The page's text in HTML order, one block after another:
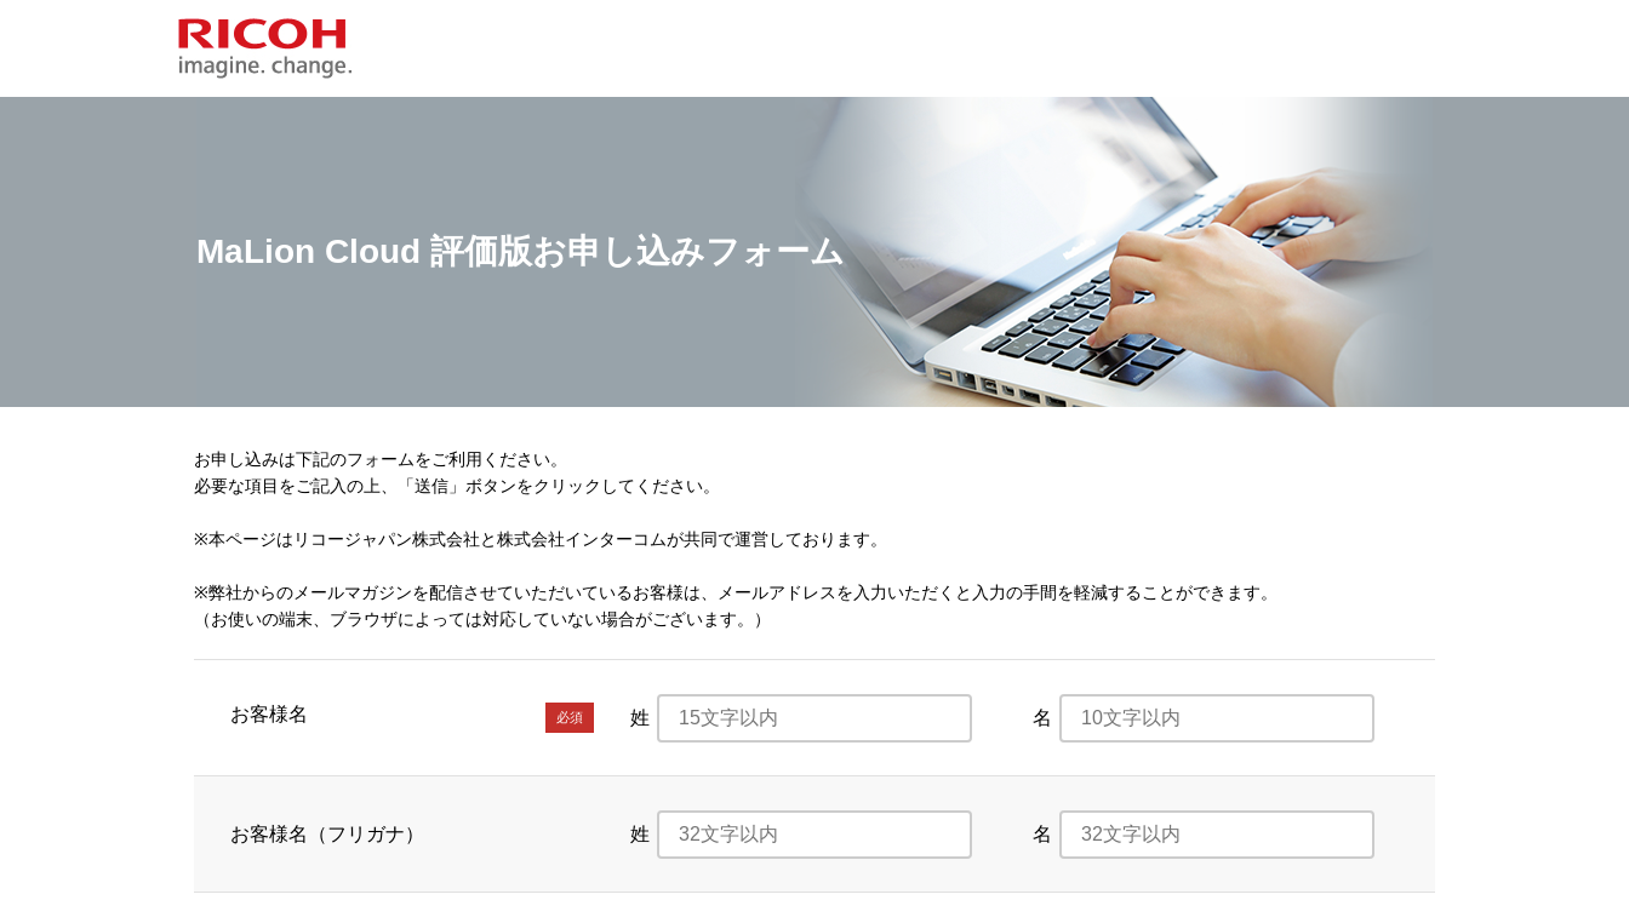
MaLion Cloud 評価版お申し込みフォーム
お申し込みは下記のフォームをご利用ください。
必要な項目をご記入の上、「送信」ボタンをクリックしてください。
※本ページはリコージャパン株式会社と株式会社インターコムが共同で運営しております。
※弊社からのメールマガジンを配信させていただいているお客様は、メールアドレスを入力いただくと入力の手間を軽減することができます。
（お使いの端末、ブラウザによっては対応していない場合がございます。）
お客様名 必須 姓 名
お客様名（フリガナ） 姓 名